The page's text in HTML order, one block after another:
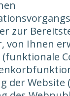
zur
von Ihnen
der Website